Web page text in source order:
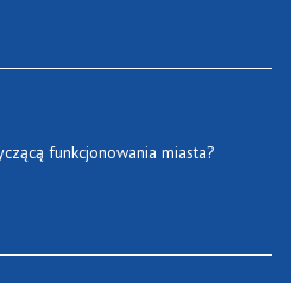
funkcjonowania miasta?